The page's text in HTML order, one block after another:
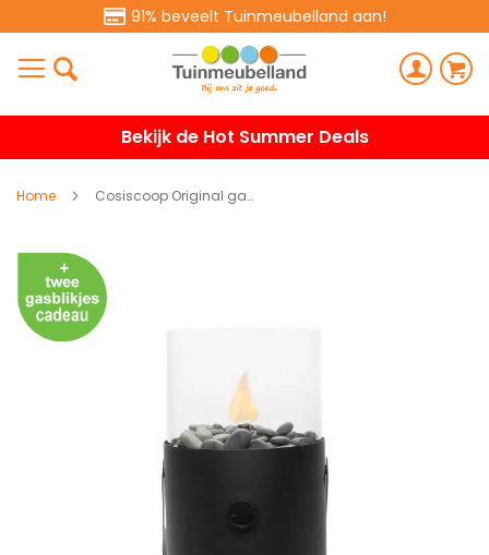
91% beveelt Tuinmeubelland aan!
Bekijk de Hot Summer Deals
Home Cosiscoop Original gaslantaarn Ø16 x 30 cm - zwart
naar
het
einde